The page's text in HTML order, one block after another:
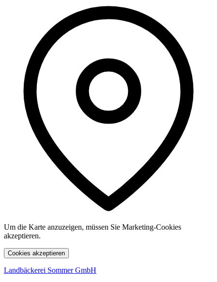
Um die Karte anzuzeigen, müssen Sie Marketing-Cookies
akzeptieren.
Cookies akzeptieren
Landbäckerei Sommer GmbH